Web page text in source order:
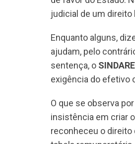
judicial de um
Enquanto alguns,
ajudam, pelo
sentença, o SINDARE
exigência do efetivo
O que se observa
insistência em criar
reconheceu o